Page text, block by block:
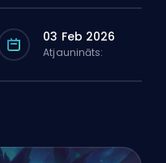
03 Feb 2026
Atjaunināts: